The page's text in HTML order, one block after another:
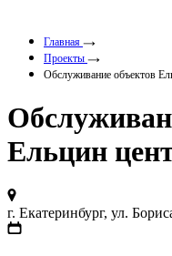
Главная
Проекты
Обслуживание объектов
Ельцин
г. Екатеринбург, ул.